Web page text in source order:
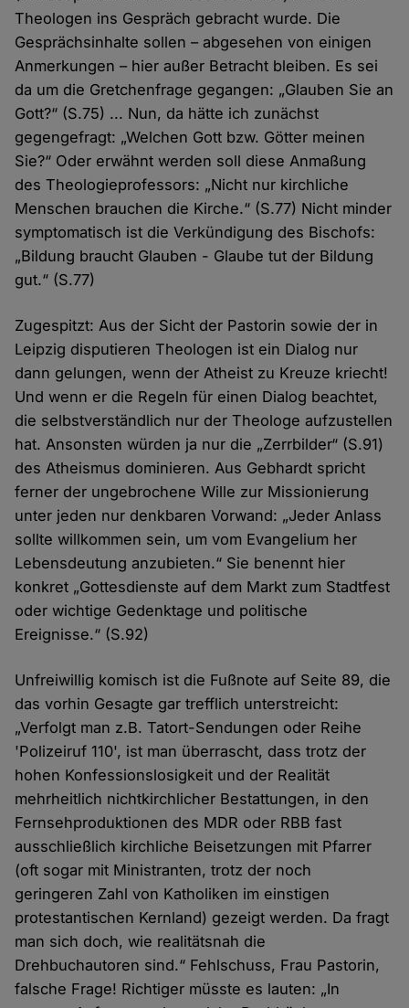
Theologen ins Gespräch gebracht wurde. Die
Gesprächsinhalte sollen – abgesehen von einigen
Anmerkungen – hier außer Betracht bleiben. Es sei
da um die Gretchenfrage gegangen: „Glauben Sie an
Gott?“ (S.75) ... Nun, da hätte ich zunächst
gegengefragt: „Welchen Gott bzw. Götter meinen
Sie?“ Oder erwähnt werden soll diese Anmaßung
des Theologieprofessors: „Nicht nur kirchliche
Menschen brauchen die Kirche.“ (S.77) Nicht minder
symptomatisch ist die Verkündigung des Bischofs:
„Bildung braucht Glauben - Glaube tut der Bildung
gut.“ (S.77)
Zugespitzt: Aus der Sicht der Pastorin sowie der in
Leipzig disputieren Theologen ist ein Dialog nur
dann gelungen, wenn der Atheist zu Kreuze kriecht!
Und wenn er die Regeln für einen Dialog beachtet,
die selbstverständlich nur der Theologe aufzustellen
hat. Ansonsten würden ja nur die „Zerrbilder“ (S.91)
des Atheismus dominieren. Aus Gebhardt spricht
ferner der ungebrochene Wille zur Missionierung
unter jeden nur denkbaren Vorwand: „Jeder Anlass
sollte willkommen sein, um vom Evangelium her
Lebensdeutung anzubieten.“ Sie benennt hier
konkret „Gottesdienste auf dem Markt zum Stadtfest
oder wichtige Gedenktage und politische
Ereignisse.“ (S.92)
Unfreiwillig komisch ist die Fußnote auf Seite 89, die
das vorhin Gesagte gar trefflich unterstreicht:
„Verfolgt man z.B. Tatort-Sendungen oder Reihe
'Polizeiruf 110', ist man überrascht, dass trotz der
hohen Konfessionslosigkeit und der Realität
mehrheitlich nichtkirchlicher Bestattungen, in den
Fernsehproduktionen des MDR oder RBB fast
ausschließlich kirchliche Beisetzungen mit Pfarrer
(oft sogar mit Ministranten, trotz der noch
geringeren Zahl von Katholiken im einstigen
protestantischen Kernland) gezeigt werden. Da fragt
man sich doch, wie realitätsnah die
Drehbuchautoren sind.“ Fehlschuss, Frau Pastorin,
falsche Frage! Richtiger müsste es lauten: „In